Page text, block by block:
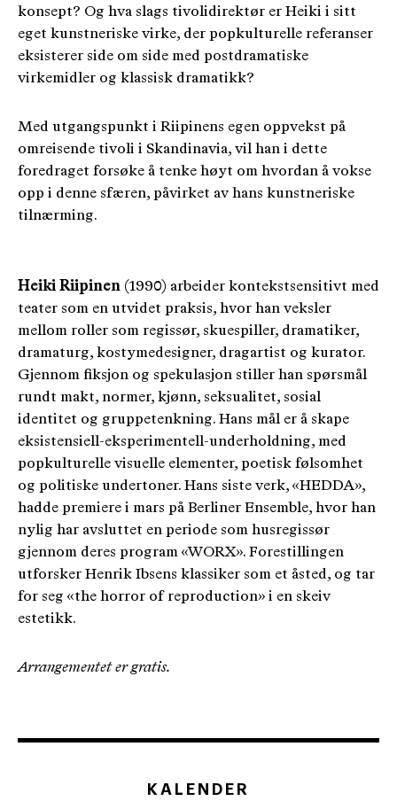
konsept? Og hva slags tivolidirektør er Heiki i sitt
eget kunstneriske virke, der popkulturelle referanser
eksisterer side om side med postdramatiske
virkemidler og klassisk dramatikk?
Med utgangspunkt i Riipinens egen oppvekst på
omreisende tivoli i Skandinavia, vil han i dette
foredraget forsøke å tenke høyt om hvordan å vokse
opp i denne sfæren, påvirket av hans kunstneriske
tilnærming.
Heiki Riipinen (1990) arbeider kontekstsensitivt med
teater som en utvidet praksis, hvor han veksler
mellom roller som regissør, skuespiller, dramatiker,
dramaturg, kostymedesigner, dragartist og kurator.
Gjennom fiksjon og spekulasjon stiller han spørsmål
rundt makt, normer, kjønn, seksualitet, sosial
identitet og gruppetenkning. Hans mål er å skape
eksistensiell-eksperimentell-underholdning, med
popkulturelle visuelle elementer, poetisk følsomhet
og politiske undertoner. Hans siste verk, «HEDDA»,
hadde premiere i mars på Berliner Ensemble, hvor han
nylig har avsluttet en periode som husregissør
gjennom deres program «WORX». Forestillingen
utforsker Henrik Ibsens klassiker som et åsted, og tar
for seg «the horror of reproduction» i en skeiv
estetikk.
Arrangementet er gratis.
KALENDER